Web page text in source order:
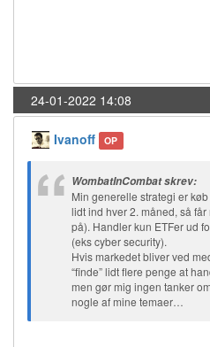
24-01-2022 14:08
Ivanoff OP
WombatInCombat skrev:
Min generelle strategi er
lidt ind hver 2. måned, så
på). Handler kun ETFer ud
(eks cyber security).
Hvis markedet bliver ved
“finde” lidt flere penge at
men gør mig ingen tanker
nogle af mine temaer…